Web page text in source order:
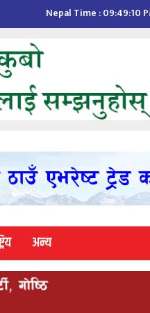
Nepal Time :09:49:11
अन्य